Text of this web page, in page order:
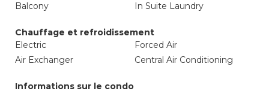
Balcony
In Suite Laundry
Chauffage et refroidissement
Electric
Forced Air
Air Exchanger
Central Air Conditioning
Informations sur le condo